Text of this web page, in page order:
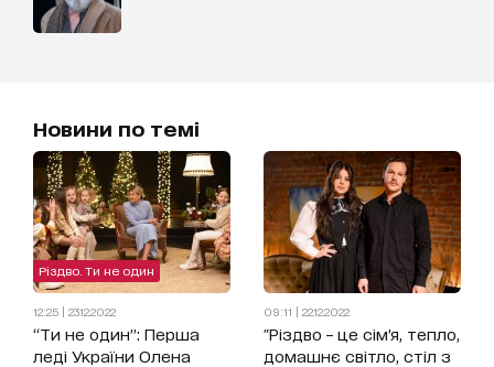
Новини по темі
Різдво. Ти не один
12:25 | 23.12.2022
“Ти не один”: Перша
леді України Олена
09:11 | 22.12.2022
"Різдво – це сім’я, тепло,
домашнє світло, стіл з